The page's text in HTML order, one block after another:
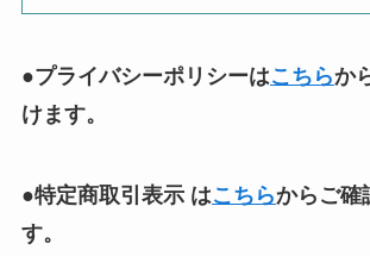
●プライバシーポリシーはこちらか
けます。
●特定商取引表示 はこちらからご確
す。